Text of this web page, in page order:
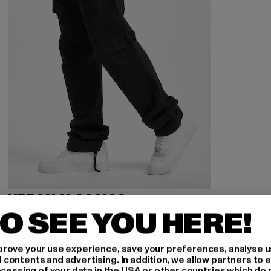
URBAN CLASSICS
Camouflage Cargo Pants
39,04 EUR
Derzeitiger Preis: 39,04 EUR
54,99 EURAktionspreis: 54,99 EUR
SEE YOU HERE!
your use experience, save your preferences, analyse
and advertising. In addition, we allow partners to